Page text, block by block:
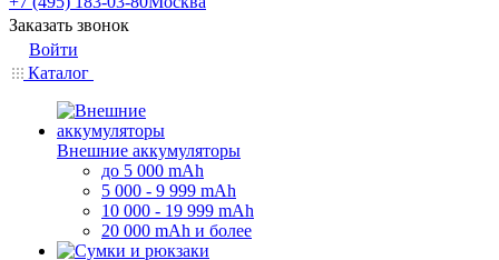
Заказать звонок
Войти
Каталог
Внешние аккумуляторы
до 5 000 mAh
5 000 - 9 999 mAh
10 000 - 19 999 mAh
20 000 mAh и более